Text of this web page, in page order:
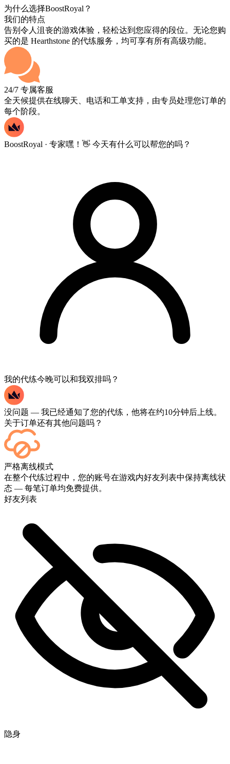
为什么选择BoostRoyal？
我们的特点
告别令人沮丧的游戏体验，轻松达到您应得的段位。无论您购
买的是 Hearthstone 的代练服务，均可享有所有高级功能。
24/7 专属客服
全天候提供在线聊天、电话和工单支持，由专员处理您订单的
每个阶段。
BoostRoyal · 专家嘿！👋 今天有什么可以帮您的吗？
我的代练今晚可以和我双排吗？
没问题 — 我已经通知了您的代练，他将在约10分钟后上线。
关于订单还有其他问题吗？
太棒了！我可以实时追踪进度吗？
可以的——每场比赛结束后都会显示在您的仪表板上。如果您
想观看比赛实况，请在结账时添加“直播”服务。
太棒了，你们是最棒的 🧡
严格离线模式
在整个代练过程中，您的账号在游戏内好友列表中保持离线状
态 — 每笔订单均免费提供。
好友列表
隐身